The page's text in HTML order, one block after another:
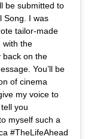
be submitted to
Song. I was
tailor-made
with the
back on the
You’ll be
of cinema
my voice to
you
myself such a
#TheLifeAhead